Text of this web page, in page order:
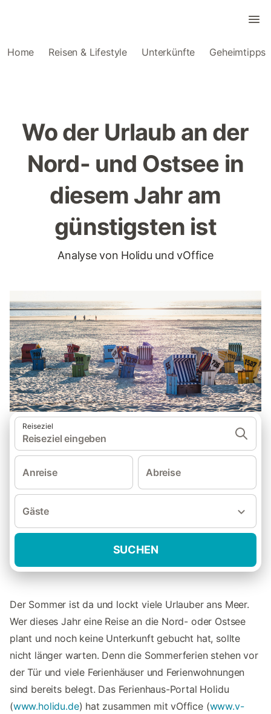
Home Reisen & Lifestyle Unterkünfte Geheimtipps
Wo der Urlaub an der
Nord- und Ostsee in
diesem Jahr am
günstigsten ist
Analyse von Holidu und vOffice
Reiseziel
Reiseziel eingeben
Anreise Abreise
Gäste
SUCHEN
Der Sommer ist da und lockt viele Urlauber ans Meer.
Wer dieses Jahr eine Reise an die Nord- oder Ostsee
plant und noch keine Unterkunft gebucht hat, sollte
nicht länger warten. Denn die Sommerferien stehen vor
der Tür und viele Ferienhäuser und Ferienwohnungen
sind bereits belegt. Das Ferienhaus-Portal Holidu
(www.holidu.de) hat zusammen mit vOffice (www.v-